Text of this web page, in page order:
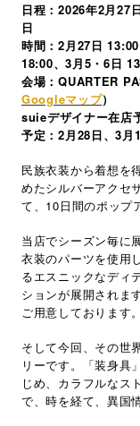
日程：2026年2月27
日
時間：2月27日
18:00、3月5・6日
会場：QUARTER
Googleマップ）
suieデザイナー在店
予定：2月28日、3月
民族衣装から着想を
めたシルバーアクセ
て、10日間のポップ
当店でシーズン毎に
衣装のパーツを使用
るエスニックなディ
ションが展開されま
ご用意しております。
そして今回、その世
リーです。「装身具
じめ、カラフルなス
で、時を経て、異国